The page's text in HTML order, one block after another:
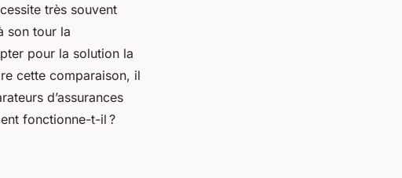
très souvent
son tour la
pour la solution la
cette comparaison, il
d’assurances
fonctionne-t-il ?